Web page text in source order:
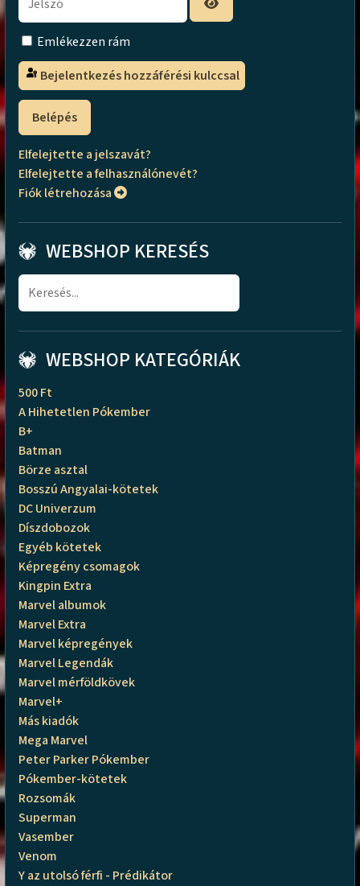
Emlékezzen rám
Bejelentkezés hozzáférési kulccsal
Belépés
Elfelejtette a jelszavát?
Elfelejtette a felhasználónevét?
Fiók létrehozása
WEBSHOP KERESÉS
WEBSHOP KATEGÓRIÁK
500 Ft
A Hihetetlen Pókember
B+
Batman
Börze asztal
Bosszú Angyalai-kötetek
DC Univerzum
Díszdobozok
Egyéb kötetek
Képregény csomagok
Kingpin Extra
Marvel albumok
Marvel Extra
Marvel képregények
Marvel Legendák
Marvel mérföldkövek
Marvel+
Más kiadók
Mega Marvel
Peter Parker Pókember
Pókember-kötetek
Rozsomák
Superman
Vasember
Venom
Y az utolsó férfi - Prédikátor